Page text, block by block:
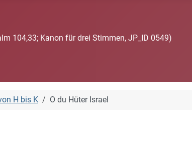
104,33; Kanon für drei Stimmen, JP_ID 0549)
H bis K O du Hüter Israel